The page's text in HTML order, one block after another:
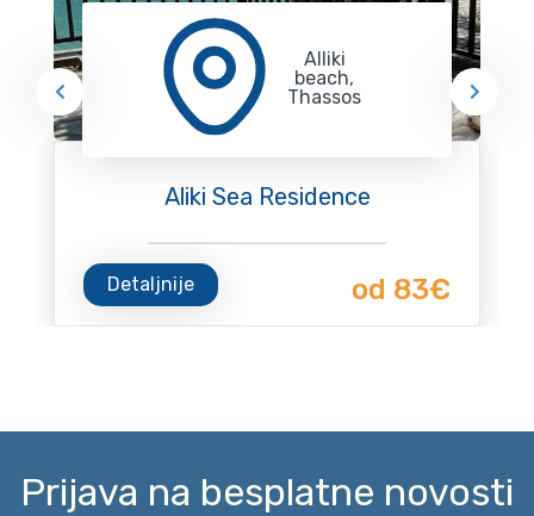
Alliki
beach,
Thassos
Aliki Sea Residence
Detaljnije od 83€
Prijava na besplatne novosti